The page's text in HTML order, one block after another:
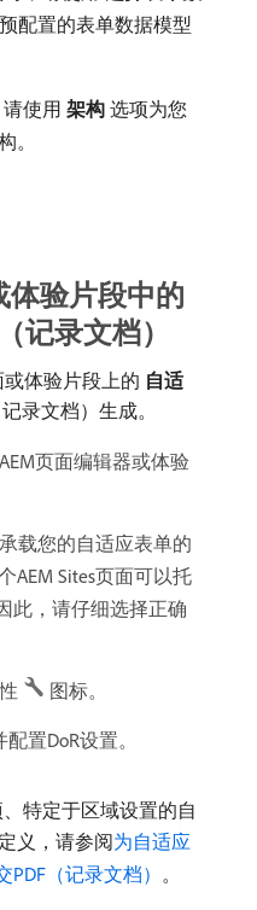
配置的表单数据模型
使用​ 架构 ​选项为您
。
体验片段中的
记录文档）
或体验片段上的​ 自适
录文档）生成。
页面编辑器或体验
载您的自适应表单的​
AEM Sites页面可以托
此，请仔细选择正确
图标。
置DoR设置。
特定于区域设置的自
义，请参阅为自适应
（记录文档） 。